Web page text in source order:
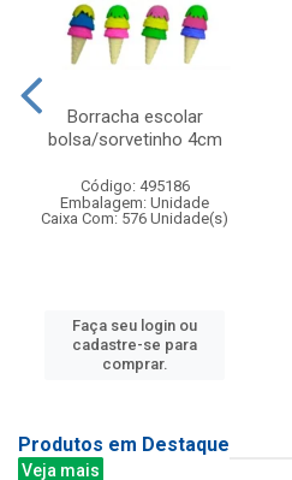
Borracha escolar
bolsa/sorvetinho 4cm
Código: 495186
Embalagem: Unidade
Caixa Com: 576 Unidade(s)
Faça seu login ou
cadastre-se para
comprar.
Produtos em Destaque
Veja mais